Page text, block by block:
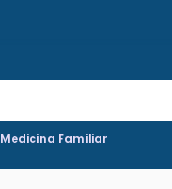
Medicina Familiar